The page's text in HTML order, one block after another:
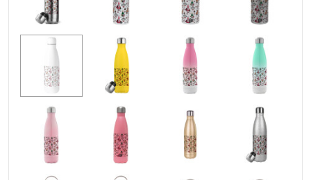
Χαρακτηριστικά
Υλικό: Ανοξείδωτο ατσάλι (304) μέσα και έξω,
stainless steel
Χωρητικότητα : 500ml / 17oz
Χρήση : ΖΕΣΤΑ, ΚΡΥΟ
Καπάκι
Όξινα: NAI
Δεν γίνεται υγροποιήση (Δεν ιδρώνει)
Προηγμένη μόνωση διπλού τοιχώματος με κενό αέρος.
Δεν μεταφέρεται η θερμοκρασία του ροφήματος στο
εξωτερικό τοίχωμα.
Βιδωτό καπάκι με αεροστεγές και χωρίς διαρροές
κλείσιμο
Ανακυκλώσιμο